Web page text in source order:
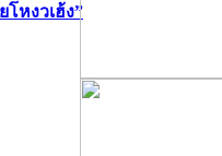
หงวเฮ้ง”